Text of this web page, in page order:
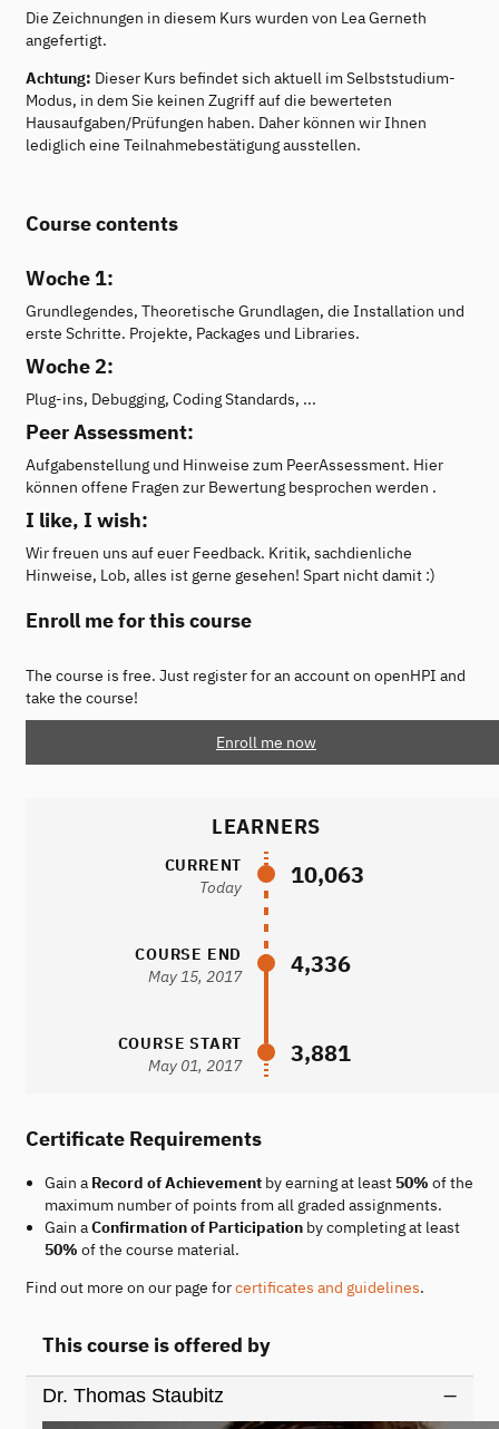
Die Zeichnungen in diesem Kurs wurden von Lea Gerneth
angefertigt.
Achtung: Dieser Kurs befindet sich aktuell im Selbststudium-
Modus, in dem Sie keinen Zugriff auf die bewerteten
Hausaufgaben/Prüfungen haben. Daher können wir Ihnen
lediglich eine Teilnahmebestätigung ausstellen.
Course contents
Woche 1:
Grundlegendes, Theoretische Grundlagen, die Installation und
erste Schritte. Projekte, Packages und Libraries.
Woche 2:
Plug-ins, Debugging, Coding Standards, ...
Peer Assessment:
Aufgabenstellung und Hinweise zum PeerAssessment. Hier
können offene Fragen zur Bewertung besprochen werden .
I like, I wish:
Wir freuen uns auf euer Feedback. Kritik, sachdienliche
Hinweise, Lob, alles ist gerne gesehen! Spart nicht damit :)
Enroll me for this course
The course is free. Just register for an account on openHPI and
take the course!
Enroll me now
LEARNERS
CURRENT
Today
10,063
COURSE END
May 15, 2017
4,336
COURSE START
May 01, 2017
3,881
Certificate Requirements
Gain a Record of Achievementby earning at least 50% of the
maximum number of points from all graded assignments.
Gain aConfirmation of Participationby completing at least
50% of the course material.
Find out more on our page forcertificates and guidelines.
This course is offered by
Dr. Thomas Staubitz